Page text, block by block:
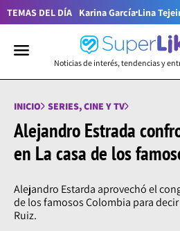
TEMAS DEL DÍA Karina García Lina
Noticias de interés, tendencias y
INICIO SERIES, CINE Y TV
Alejandro Estrada
en La casa de los
Alejandro Estarda aprovechó el
de los famosos Colombia para
Ruiz.